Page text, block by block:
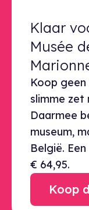
Klaar
Klaar
Musée
Koop
slimme zet
Daarmee
museum,
België.
€ 64,95.
Koop